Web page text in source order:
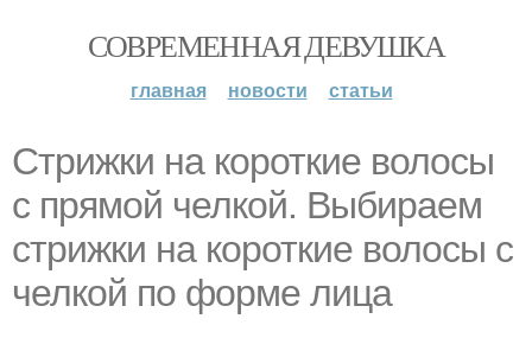
СОВРЕМЕННАЯ ДЕВУШКА
главная новости статьи
Стрижки на короткие волосы
с прямой челкой. Выбираем
стрижки на короткие волосы с
челкой по форме лица